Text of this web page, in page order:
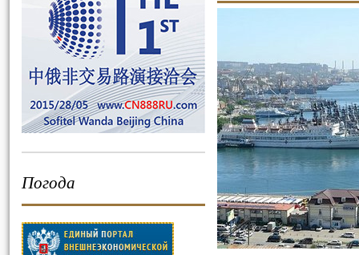
Погода